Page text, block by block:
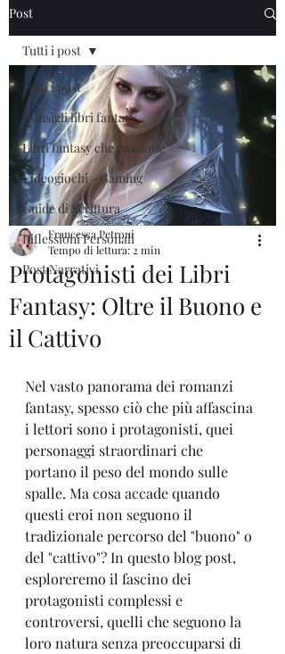
Post
Tutti i post
Consigli libri fantasy
Libri fantasy che passione
Videogiochi - Gaming
Guide di Scrittura
Riflessioni Personali
Post Narrativi
Tutti i post
Protagonisti dei Libri
Fantasy: Oltre il Buono e
il Cattivo
Francesca Petroni
Tempo di lettura: 2 min
Nel vasto panorama dei romanzi
fantasy, spesso ciò che più affascina
i lettori sono i protagonisti, quei
personaggi straordinari che
portano il peso del mondo sulle
spalle. Ma cosa accade quando
questi eroi non seguono il
tradizionale percorso del "buono" o
del "cattivo"? In questo blog post,
esploreremo il fascino dei
protagonisti complessi e
controversi, quelli che seguono la
loro natura senza preoccuparsi di